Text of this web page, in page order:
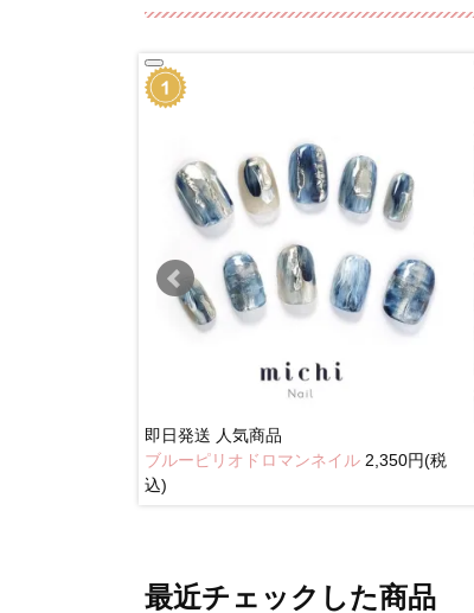
即日発送 人気商品
ブルーピリオドロマンネイル 2,350円(税
込)
最近チェックした商品